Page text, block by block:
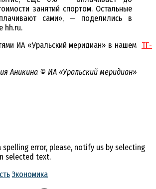
занятий спортом. Остальные
сами», — поделились в
hh.ru.
ИА «Уральский меридиан» в нашем ТГ-
Аникина © ИА «Уральский меридиан»
error, please, notify us by selecting
selected text.
Экономика